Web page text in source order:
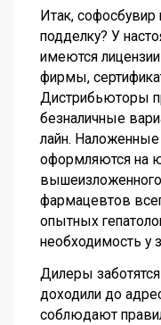
Итак, софосбувир
подделку? У
имеются
фирмы,
Дистрибьюторы
безналичные
лайн. Наложенные
оформляются на
фармацевтов
опытных
необходимость у
Дилеры
доходили до
соблюдают